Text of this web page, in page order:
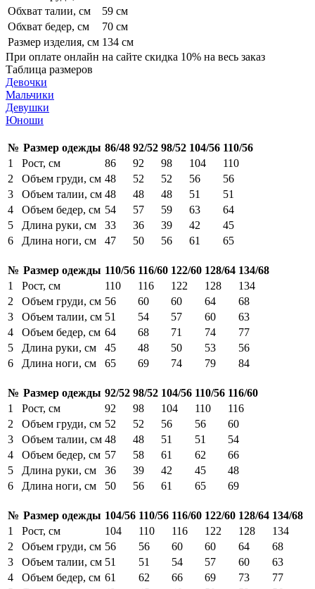
Обхват талии, см
59 см
Обхват бедер, см
70 см
Размер изделия, см 134 см
При оплате онлайн на сайте скидка 10% на весь заказ
Таблица размеров
Девочки
Мальчики
Девушки
Юноши
№ Размер одежды 86/48 92/52 98/52 104/56 110/56
1
Рост, см 86 92 98 104
110
2
Объем груди, см 48 52 52 56
56
3
Объем талии, см 48 48 48 51
51
4
Объем бедер, см 54 57 59 63
64
5
Длина руки, см 33 36 39 42
45
6
Длина ноги, см 47 50 56 61 65
№ Размер одежды 110/56 116/60 122/60 128/64 134/68
1
Рост, см 110 116 122 128
134
2
Объем груди, см 56 60 60 64
68
3
Объем талии, см 51 54 57 60
63
4
Объем бедер, см 64 68 71 74
77
5
Длина руки, см 45 48 50 53
56
6
Длина ноги, см 65 69 74 79 84
№ Размер одежды 92/52 98/52 104/56 110/56 116/60
1
Рост, см 92 98 104 110
116
2
Объем груди, см 52 52 56 56
60
3
Объем талии, см 48 48 51 51
54
4
Объем бедер, см 57 58 61 62
66
5
Длина руки, см 36 39 42 45
48
6
Длина ноги, см 50 56 61 65 69
№ Размер одежды 104/56 110/56 116/60 122/60 128/64 134/68
1
Рост, см 104 110 116 122 128
134
2
Объем груди, см 56 56 60 60 64
68
3
Объем талии, см 51 51 54 57 60
63
4
Объем бедер, см 61 62 66 69 73
77